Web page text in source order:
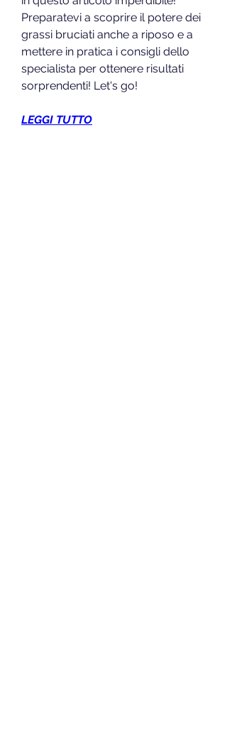
Preparatevi a scoprire il potere dei
grassi bruciati anche a riposo e a
mettere in pratica i consigli dello
specialista per ottenere risultati
sorprendenti! Let's go!
LEGGI TUTTO